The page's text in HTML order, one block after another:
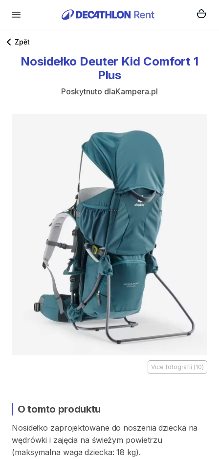
Zpět
Nosidełko Deuter Kid Comfort 1
Plus
Poskytnuto dlaKampera.pl
Více fotografií (10)
O tomto produktu
Nosidełko zaprojektowane do noszenia dziecka na
wędrówki i zajęcia na świeżym powietrzu
(maksymalna waga dziecka: 18 kg).